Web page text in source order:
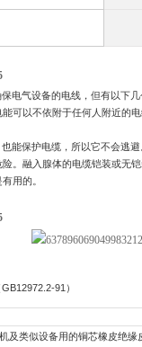
电气设备的电线，但有以下
可以不依附于任何人附近的
能保护电缆，所以它不会逃
。融入腺体的电缆铠装或无
用的。
GB12972.2-91 ）
及类似设备用的铜芯橡皮绝缘